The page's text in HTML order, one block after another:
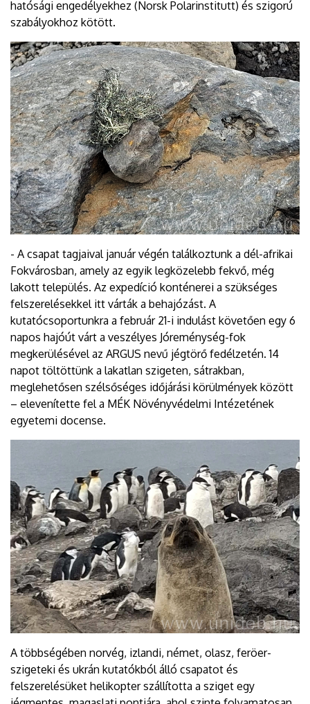
hatósági engedélyekhez (Norsk Polarinstitutt) és szigorú
szabályokhoz kötött.
- A csapat tagjaival január végén találkoztunk a dél-afrikai
Fokvárosban, amely az egyik legközelebb fekvő, még
lakott település. Az expedíció konténerei a szükséges
felszerelésekkel itt várták a behajózást. A
kutatócsoportunkra a február 21-i indulást követően egy 6
napos hajóút várt a veszélyes Jóreménység-fok
megkerülésével az ARGUS nevű jégtörő fedélzetén. 14
napot töltöttünk a lakatlan szigeten, sátrakban,
meglehetősen szélsőséges időjárási körülmények között
– elevenítette fel a MÉK Növényvédelmi Intézetének
egyetemi docense.
A többségében norvég, izlandi, német, olasz, feröer-
szigeteki és ukrán kutatókból álló csapatot és
felszerelésüket helikopter szállította a sziget egy